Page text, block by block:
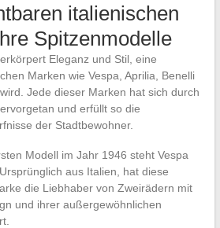
italienischen
Spitzenmodelle
Eleganz und Stil, eine
Marken wie Vespa, Aprilia, Benelli
Jede dieser Marken hat sich durch
und erfüllt so die
der Stadtbewohner.
Modell im Jahr 1946 steht Vespa
aus Italien, hat diese
die Liebhaber von Zweirädern mit
und ihrer außergewöhnlichen